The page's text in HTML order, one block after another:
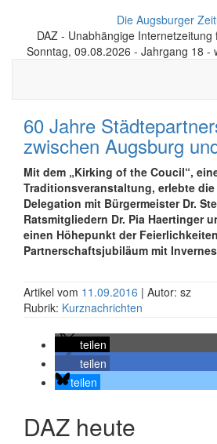
Die Augsburger
DAZ - Unabhängige
Sonntag, 09.08.2026 - Jahrgang 18 -
60 Jahre
zwischen Augsburg
Mit dem „Kirking of the Coucil“,
Traditionsveranstaltung, erlebte
Delegation mit Bürgermeister Dr.
Ratsmitgliedern Dr. Pia Haertinger
einen Höhepunkt der
Partnerschaftsjubiläum mit
Artikel vom 11.09.2016 | Autor: sz
Rubrik: Kurznachrichten
teilen
teilen
teilen
DAZ heute